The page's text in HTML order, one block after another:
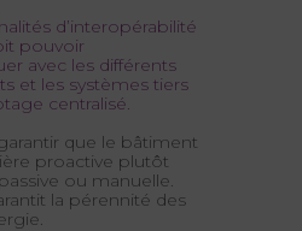
d’interopérabilité
pouvoir
avec les différents
et les systèmes tiers
centralisé.
que le bâtiment
proactive plutôt
ou manuelle.
la pérennité des